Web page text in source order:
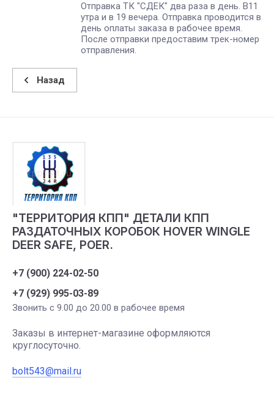
Отправка ТК "СДЕК" два раза в день. В11
утра и в 19 вечера. Отправка проводится в
день оплаты заказа в рабочее время.
После отправки предоставим трек-номер
отправления.
Назад
"ТЕРРИТОРИЯ КПП" ДЕТАЛИ КПП
РАЗДАТОЧНЫХ КОРОБОК HOVER WINGLE
DEER SAFE, POER.
+7 (900) 224-02-50
+7 (929) 995-03-89
Звонить с 9.00 до 20.00 в рабочее время
Заказы в интернет-магазине оформляются
круглосуточно.
bolt543@mail.ru